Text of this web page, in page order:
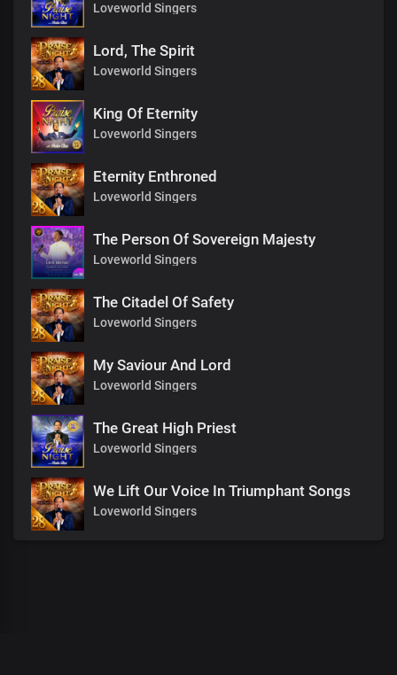
Loveworld Singers
Lord, The Spirit
Loveworld Singers
King Of Eternity
Loveworld Singers
Eternity Enthroned
Loveworld Singers
The Person Of Sovereign Majesty
Loveworld Singers
The Citadel Of Safety
Loveworld Singers
My Saviour And Lord
Loveworld Singers
The Great High Priest
Loveworld Singers
We Lift Our Voice In Triumphant Songs
Loveworld Singers